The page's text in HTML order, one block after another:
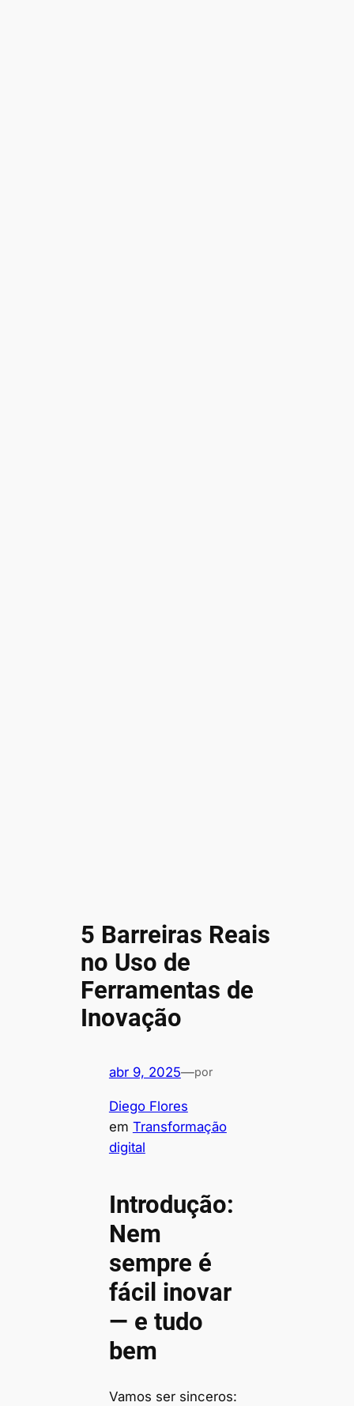
5 Barreiras Reais
no Uso de
Ferramentas de
Inovação
abr 9, 2025—por
Diego Flores
em Transformação
digital
Introdução:
Nem
sempre é
fácil inovar
— e tudo
bem
Vamos ser sinceros: